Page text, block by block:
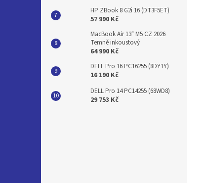
HP ZBook 8 G2i 16 (DT3F5ET)
57 990 Kč
MacBook Air 13" M5 CZ 2026
Temně inkoustový
64 990 Kč
DELL Pro 16 PC16255 (8DY1Y)
16 190 Kč
DELL Pro 14 PC14255 (68WD8)
29 753 Kč